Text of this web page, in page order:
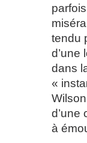
tendu
d’une
dans
«
d’une
à